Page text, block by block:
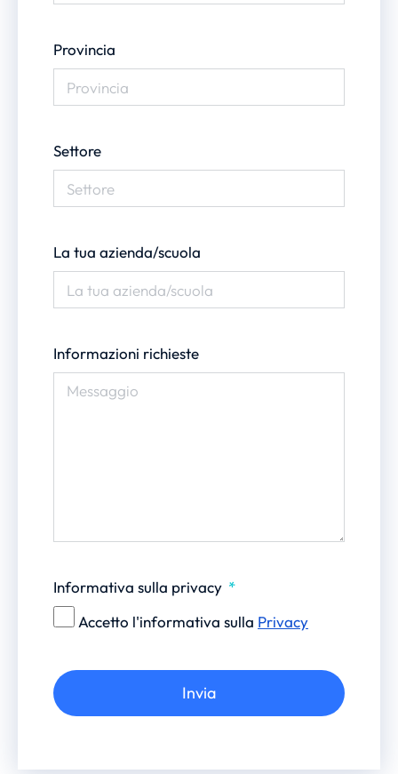
Provincia
Settore
La tua azienda/scuola
Informazioni richieste
Informativa sulla privacy
Accetto l'informativa sulla Privacy
Invia